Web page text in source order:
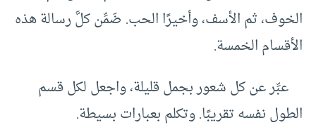
الخوف، ثم الأسف، وأخيرًا الحب. ضَمِّن كلَّ رسالة هذه
الأقسام الخمسة.
عبِّر عن كل شعور بجمل قليلة، واجعل لكل قسم
الطول نفسه تقريبًا. وتكلم بعبارات بسيطة.